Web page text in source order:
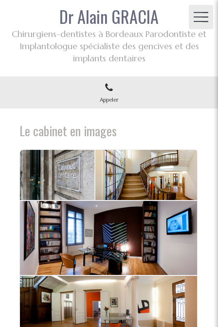
Dr Alain GRACIA
Chirurgiens-dentistes à Bordeaux Parodontiste et
Implantologue spécialiste des gencives et des
implants dentaires
Appeler
Le cabinet en images